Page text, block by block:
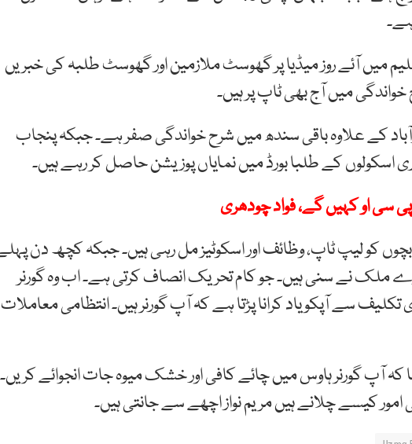
آئے روز میڈیا پر گھوسٹ ملازمین اور گھوسٹ طلبہ کی خبریں
کے 2 علاقوں اور حیدرآباد کے علاوہ باقی سندھ میں شرح خواندگی صفر ہے۔ جبکہ پنجاب
اسکولوں کے طلبا بورڈ میں نمایاں پوزیشن حاصل کر رہے ہیں۔
سی او کہیں گے، فواد چودھری
کو لیپ ٹاپ، وظائف اور اسکوٹیز مل رہی ہیں۔ جبکہ کچھ دن
ملک نے سنی ہیں۔ جو کام تحریک انصاف کرتی ہے۔ اب وہ گورنر
سے آپکو یاد کرانا پڑتا ہے کہ آپ گورنر ہیں۔ انتظامی معاملات
کہ آپ گورنر ہاوس میں چائے کافی اور خشک میوہ جات انجوائے کریں۔
کیسے چلانے ہیں مریم نواز اچھے سے جانتی ہیں۔